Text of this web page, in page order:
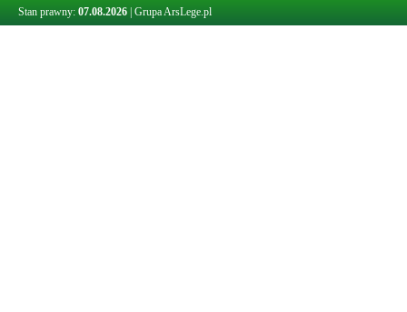
Stan prawny: 07.08.2026 Grupa ArsLege.pl